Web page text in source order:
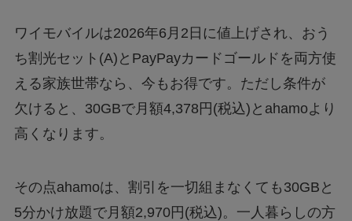
ワイモバイルは2026年6月2日に値上げされ、おう
ち割光セット(A)とPayPayカードゴールドを両方使
える家族世帯なら、今もお得です。ただし条件が
欠けると、30GBで月額4,378円(税込)とahamoより
高くなります。
その点ahamoは、割引を一切組まなくても30GBと
5分かけ放題で月額2,970円(税込)。一人暮らしの方